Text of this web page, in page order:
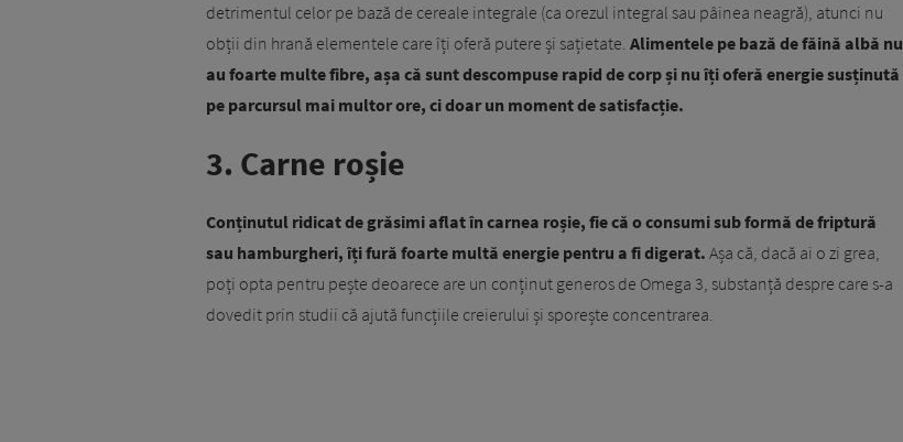
detrimentul celor pe bază de cereale integrale (ca orezul integral sau pâinea neagră), atunci nu
obții din hrană elementele care îți oferă putere și sațietate. Alimentele pe bază de făină albă nu
au foarte multe fibre, așa că sunt descompuse rapid de corp și nu îți oferă energiesusținută
pe parcursul mai multor ore, ci doar un moment de satisfacție.
3. Carne roșie
Conținutul ridicat de grăsimi aflat în carnea roșie, fie că o consumi sub formă de friptură
sau hamburgheri, îți fură foarte multă energie pentru a fi digerat. Așa că, dacă ai o zi grea,
poți opta pentru pește deoarece are un conținut generos de Omega 3, substanță despre care s-a
dovedit prin studii că ajută funcțiile creierului și sporește concentrarea.